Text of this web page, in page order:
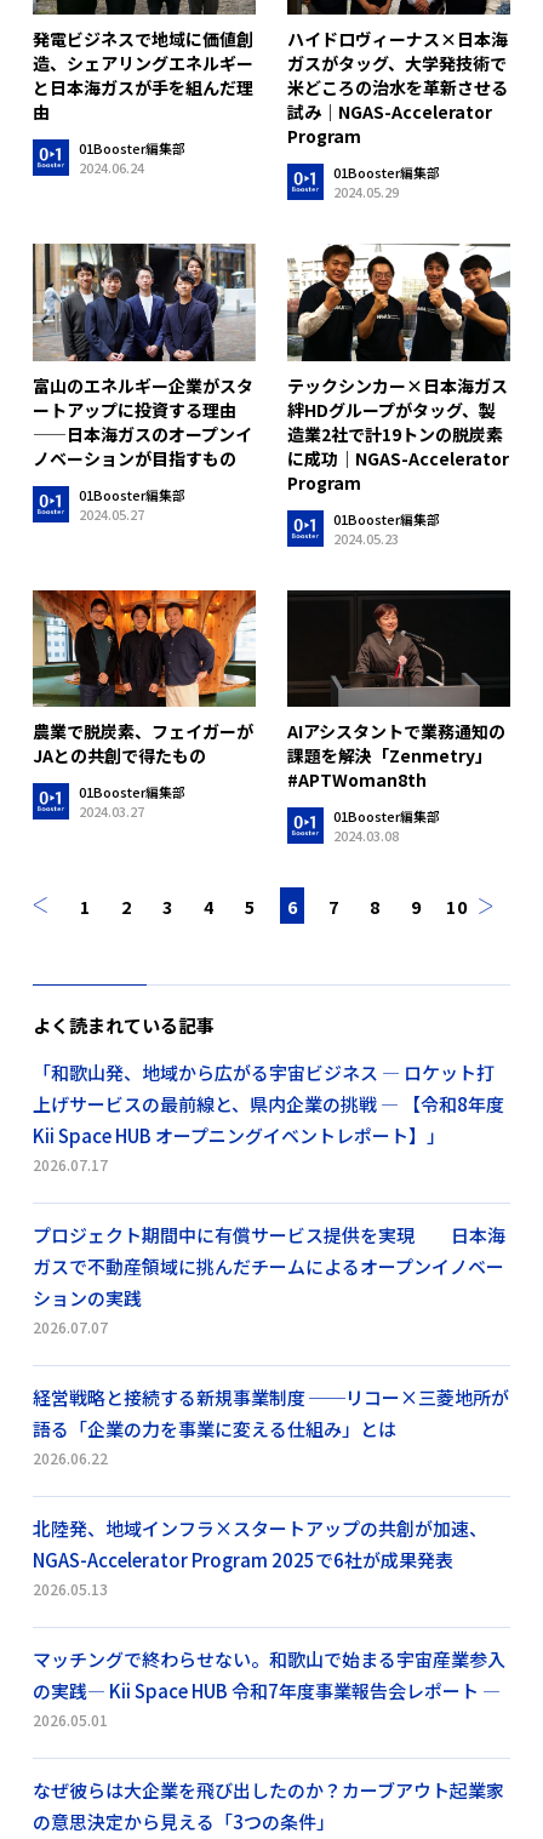
発電ビジネスで地域に価値創
造、シェアリングエネルギー
と日本海ガスが手を組んだ理
由
01Booster編集部
2024.06.24
ハイドロヴィーナス×日本海
ガスがタッグ、大学発技術で
米どころの治水を革新させる
試み｜NGAS-Accelerator
Program
01Booster編集部
2024.05.29
富山のエネルギー企業がスタ
ートアップに投資する理由
——日本海ガスのオープンイ
ノベーションが目指すもの
01Booster編集部
2024.05.27
テックシンカー×日本海ガス
絆HDグループがタッグ、製
造業2社で計19トンの脱炭素
に成功｜NGAS-Accelerator
Program
01Booster編集部
2024.05.23
農業で脱炭素、フェイガーが
JAとの共創で得たもの
01Booster編集部
2024.03.27
AIアシスタントで業務通知の
課題を解決「Zenmetry」
#APTWoman8th
01Booster編集部
2024.03.08
1 2 3 4 5 6 7 8 9 10
よく読まれている記事
「和歌山発、地域から広がる宇宙ビジネス ― ロケット打
上げサービスの最前線と、県内企業の挑戦 ― 【令和8年度
Kii Space HUB オープニングイベントレポート】」
2026.07.17
プロジェクト期間中に有償サービス提供を実現 日本海
ガスで不動産領域に挑んだチームによるオープンイノベー
ションの実践
2026.07.07
経営戦略と接続する新規事業制度 ──リコー×三菱地所が
語る「企業の力を事業に変える仕組み」とは
2026.06.22
北陸発、地域インフラ×スタートアップの共創が加速、
NGAS-Accelerator Program 2025で6社が成果発表
2026.05.13
マッチングで終わらせない。和歌山で始まる宇宙産業参入
の実践― Kii Space HUB 令和7年度事業報告会レポート ―
2026.05.01
なぜ彼らは大企業を飛び出したのか？カーブアウト起業家
の意思決定から見える「3つの条件」